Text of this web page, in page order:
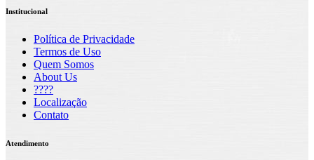
Institucional
Política de Privacidade
Termos de Uso
Quem Somos
About Us
????
Localização
Contato
Atendimento